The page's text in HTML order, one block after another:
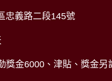
忠義路二段145號
獎金6000、津貼、獎金另